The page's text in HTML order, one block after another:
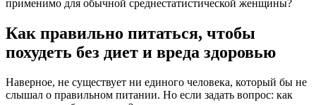
применимо для обычной среднестатистической женщины?
Как правильно питаться, чтобы
похудеть без диет и вреда здоровью
Наверное, не существует ни единого человека, который бы не
слышал о правильном питании. Но если задать вопрос: как